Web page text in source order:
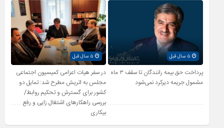
۵ سال قبل
پرداخت حق بیمه رانندگان تا سقف ۳ ماه
مشمول جریمه دیرکرد نمی‌شود
۵ سال قبل
در سفر هیات اعزامی کمیسیون اجتماعی
مجلس به اتریش مطرح شد: تمایل دو
کشور برای گسترش و تحکیم روابط/
بررسی راهکارهای اشتغال زایی و رفع
بیکاری